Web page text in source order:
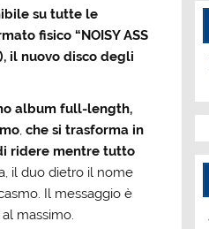
su tutte le
fisico “NOISY ASS
il nuovo disco degli
album full-length,
, che si trasforma in
ridere mentre tutto
il duo dietro il nome
Il messaggio è
massimo.